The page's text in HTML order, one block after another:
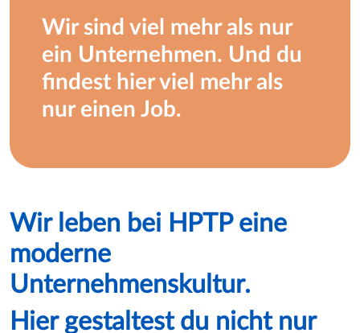
Wir sind viel mehr als nur
ein Unternehmen. Und du
findest hier viel mehr als
nur einen Job.
Wir leben bei HPTP eine
moderne
Unternehmenskultur.
Hier gestaltest du nicht nur